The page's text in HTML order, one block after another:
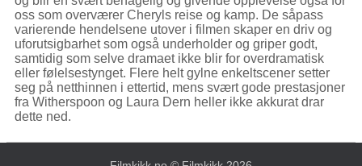
oss som overværer Cheryls reise og kamp. De såpass
varierende hendelsene utover i filmen skaper en driv og
uforutsigbarhet som også underholder og griper godt,
samtidig som selve dramaet ikke blir for overdramatisk
eller følelsestynget. Flere helt gylne enkeltscener setter
seg på netthinnen i ettertid, mens svært gode prestasjoner
fra Witherspoon og Laura Dern heller ikke akkurat drar
dette ned.